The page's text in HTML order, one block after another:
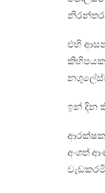
එහි
ඉන් දින
ආරක්ෂක
අංශත්